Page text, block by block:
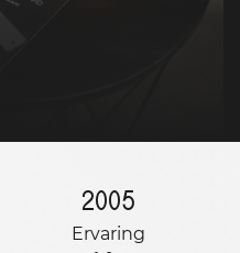
2005
Ervaring